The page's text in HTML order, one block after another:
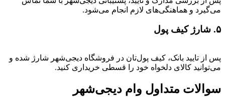
می‌گیرد و هماهنگی‌های لازم انجام می‌شود.
۵. شارژ کیف پول
پس از تایید بانک، کیف پول‌تان در فروشگاه دیجی‌شهر شارژ شده و
می‌توانید کالای دلخواه خود را قسطی خریداری کنید.
سوالات متداول وام دیجی‌شهر